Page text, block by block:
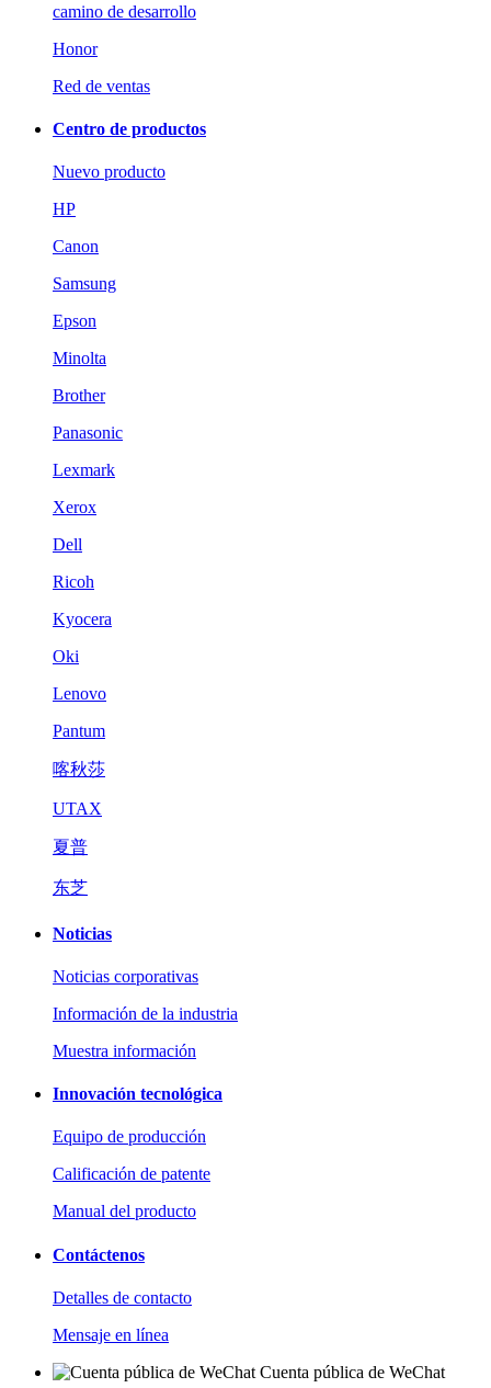
camino de desarrollo
Honor
Red de ventas
Centro de productos
Nuevo producto
HP
Canon
Samsung
Epson
Minolta
Brother
Panasonic
Lexmark
Xerox
Dell
Ricoh
Kyocera
Oki
Lenovo
Pantum
喀秋莎
UTAX
夏普
东芝
Noticias
Noticias corporativas
Información de la industria
Muestra información
Innovación tecnológica
Equipo de producción
Calificación de patente
Manual del producto
Contáctenos
Detalles de contacto
Mensaje en línea
Cuenta pública de WeChat